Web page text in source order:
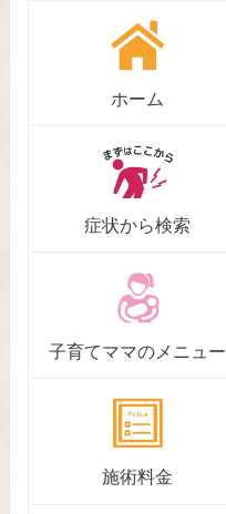
ホーム
症状から検索
子育てママのメニュー
施術料金